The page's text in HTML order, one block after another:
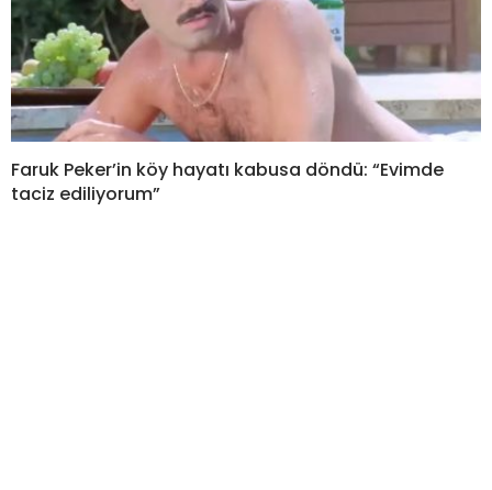
Faruk Peker’in köy hayatı kabusa döndü: “Evimde
taciz ediliyorum”